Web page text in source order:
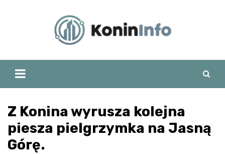
Z Konina wyrusza kolejna
piesza pielgrzymka na Jasną
Górę.